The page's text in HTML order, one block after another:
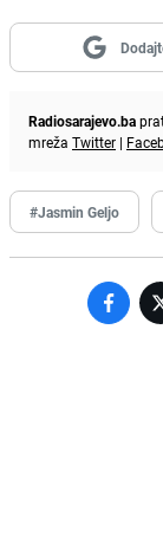
Radiosarajevo.ba
mreža Twitter |
#Jasmin Geljo